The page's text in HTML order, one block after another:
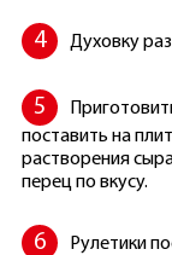
Духовку
поставить на
растворения
перец по вкусу.
Рулетики